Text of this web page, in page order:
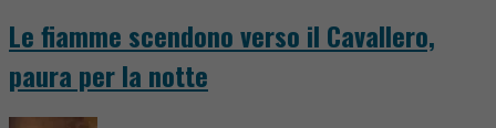
Le fiamme scendono verso il Cavallero,
paura per la notte